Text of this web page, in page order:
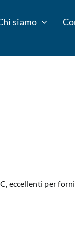
siamo
eccellenti per